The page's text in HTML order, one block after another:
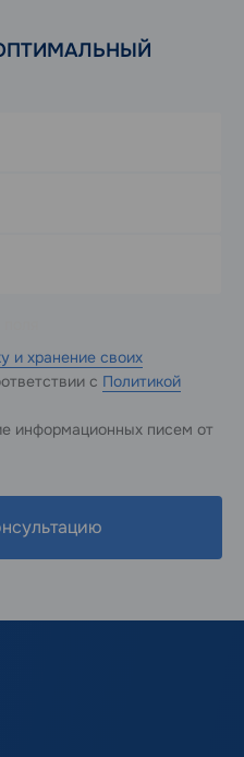
и хранение своих
с Политикой
информационных писем от